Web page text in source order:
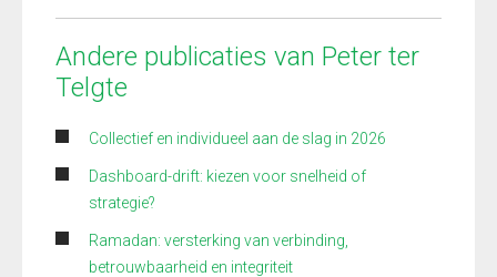
Andere publicaties van Peter ter
Telgte
Collectief en individueel aan de slag in 2026
Dashboard-drift: kiezen voor snelheid of
strategie?
Ramadan: versterking van verbinding,
betrouwbaarheid en integriteit